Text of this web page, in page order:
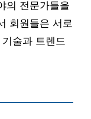
의 전문가들을
회원들은 서로
술과 트렌드